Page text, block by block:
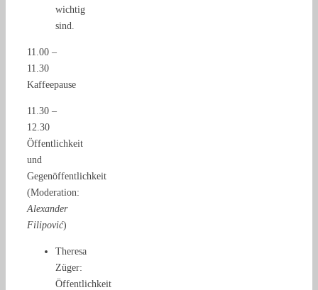
wichtig
sind.
11.00 –
11.30
Kaffeepause
11.30 –
12.30
Öffentlichkeit
und
Gegenöffentlichkeit
(Moderation:
Alexander
Filipović)
Theresa
Züger:
Öffentlichkeit